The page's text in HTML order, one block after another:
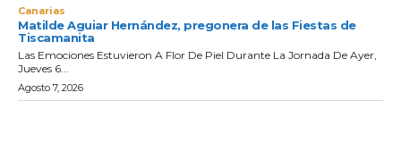
Canarias
Matilde Aguiar Hernández, pregonera de las Fiestas de
Tiscamanita
Las Emociones Estuvieron A Flor De Piel Durante La Jornada De Ayer,
Jueves 6...
Agosto 7, 2026